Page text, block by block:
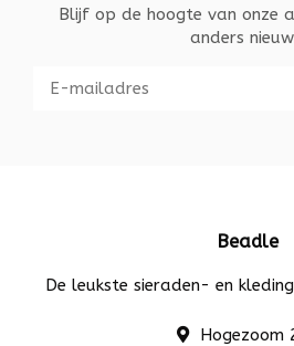
Blijf op de hoogte van onze
anders
Beadle
De leukste sieraden- en
Hogezoom